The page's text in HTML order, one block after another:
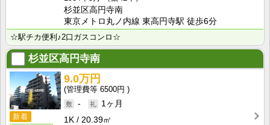
杉並区高円寺南
東京メトロ丸ノ内線 東高円寺駅 徒歩6分
☆駅チカ便利♪2口ガスコンロ☆
杉並区高円寺南
新着
9.0万円
6500円
-
1ヶ月
1K
20.39㎡